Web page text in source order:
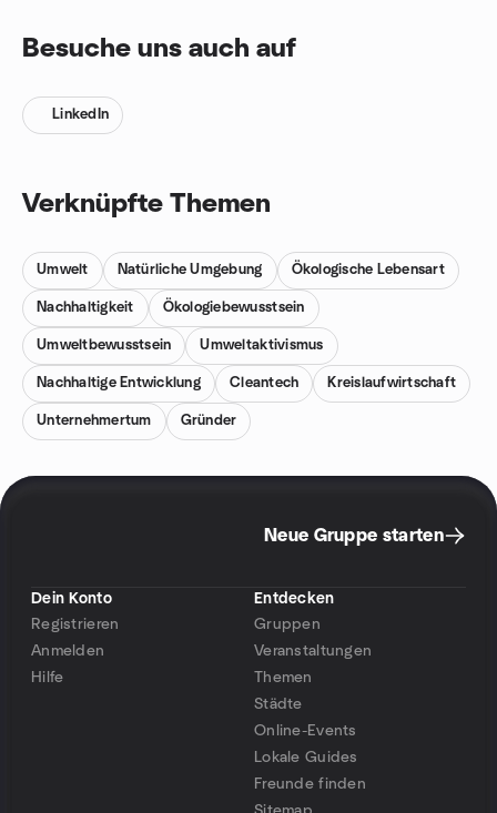
Besuche uns auch auf
LinkedIn
Verknüpfte Themen
Umwelt Natürliche Umgebung Ökologische Lebensart
Nachhaltigkeit Ökologiebewusstsein
Umweltbewusstsein Umweltaktivismus
Nachhaltige Entwicklung Cleantech Kreislaufwirtschaft
Unternehmertum Gründer
Neue Gruppe starten
Dein Konto
Registrieren
Anmelden
Hilfe
Entdecken
Gruppen
Veranstaltungen
Themen
Städte
Online-Events
Lokale Guides
Freunde finden